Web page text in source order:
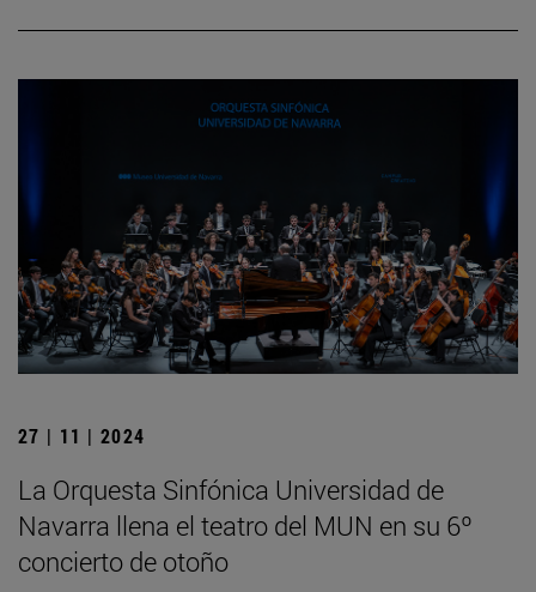
27 | 11 | 2024
La Orquesta Sinfónica Universidad de
Navarra llena el teatro del MUN en su 6º
concierto de otoño